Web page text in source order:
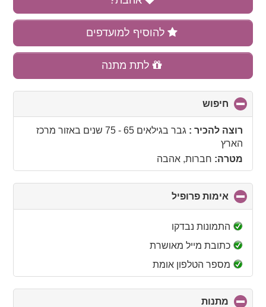
להוסיף למועדפים
לתת מתנה
חיפוש
to
collapseרוצה להכיר : גבר בגילאים 65 - 75 שנים באזור מרכז
הארץ
מטרה: חברות, אהבה
אימות פרופיל
to
התמונות נבדקו
כתובת מייל מאושרת
מספר הטלפון אומת
מתנות